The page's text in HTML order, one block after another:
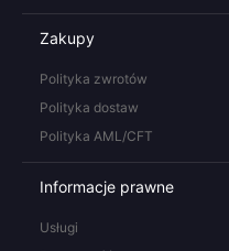
Zakupy
Polityka zwrotów
Polityka dostaw
Polityka AML/CFT
Informacje prawne
Usługi